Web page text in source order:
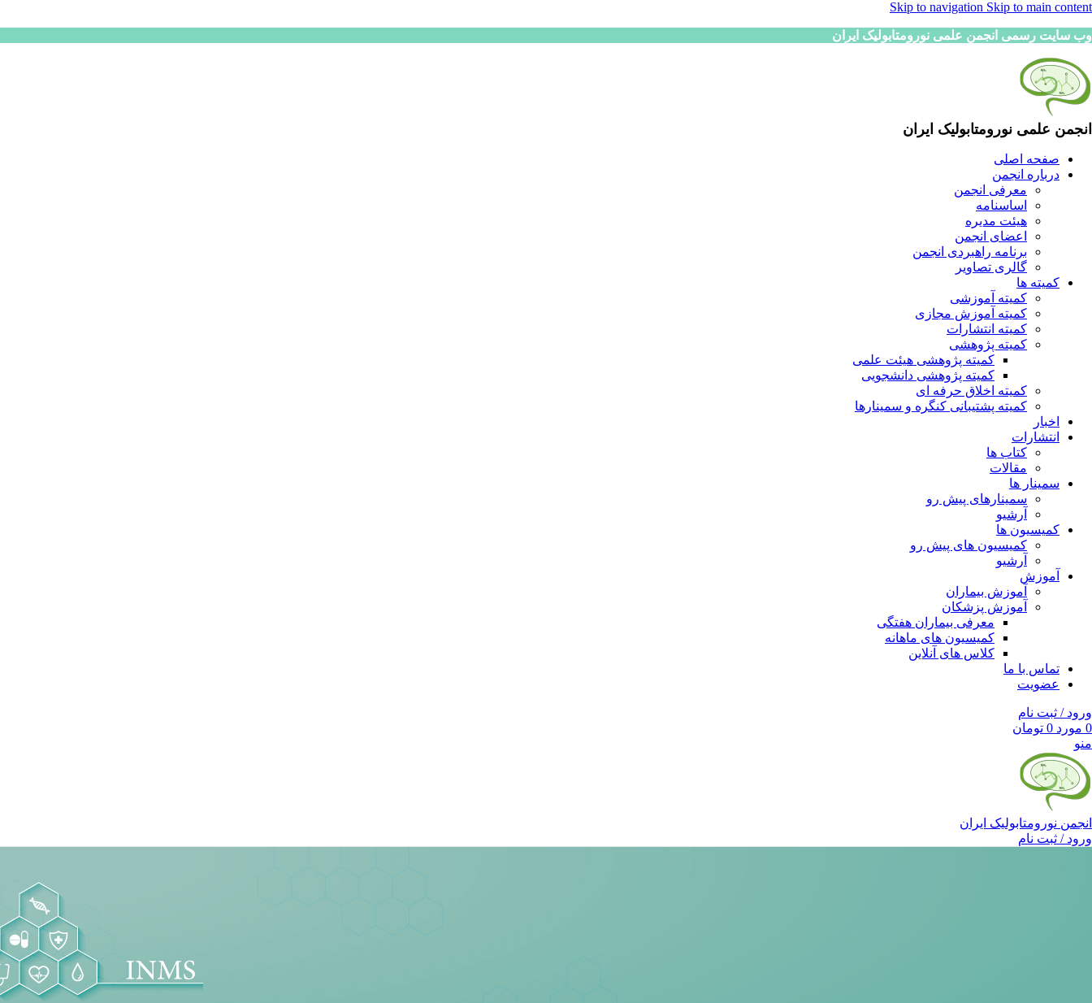
Skip to navigation Skip to main content
وب سایت رسمی انجمن علمی نورومتابولیک ایران
انجمن علمی نورومتابولیک ایران
صفحه اصلی
درباره انجمن
معرفی انجمن
اساسنامه
هیئت مدیره
اعضای انجمن
برنامه راهبردی انجمن
گالری تصاویر
کمیته ها
کمیته آموزشی
کمیته آموزش مجازی
کمیته انتشارات
کمیته پژوهشی
کمیته پژوهشی هیئت علمی
کمیته پژوهشی دانشجویی
کمیته اخلاق حرفه ای
کمیته پشتیبانی کنگره و سمینارها
اخبار
انتشارات
کتاب ها
مقالات
سمینار ها
سمینارهای پیش رو
آرشیو
کمیسیون ها
کمیسیون های پیش رو
آرشیو
آموزش
آموزش بیماران
آموزش پزشکان
معرفی بیماران هفتگی
کمیسیون های ماهانه
کلاس های آنلاین
تماس با ما
عضویت
ورود / ثبت نام
0 مورد 0 تومان
منو
انجمن نورومتابولیک ایران
ورود / ثبت نام